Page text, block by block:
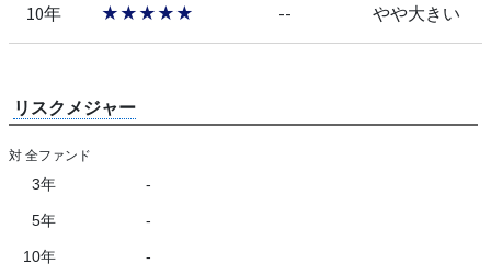
10年 ★★★★★ -- やや大きい
リスクメジャー
対 全ファンド
3年 -
5年 -
10年 -